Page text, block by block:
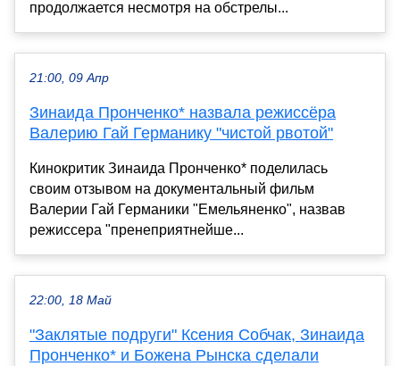
продолжается несмотря на обстрелы...
21:00, 09 Апр
Зинаида Пронченко* назвала режиссёра
Валерию Гай Германику "чистой рвотой"
Кинокритик Зинаида Пронченко* поделилась
своим отзывом на документальный фильм
Валерии Гай Германики "Емельяненко", назвав
режиссера "пренеприятнейше...
22:00, 18 Май
"Заклятые подруги" Ксения Собчак, Зинаида
Пронченко* и Божена Рынска сделали